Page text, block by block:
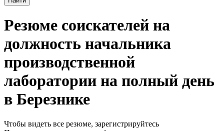
Резюме соискателей на
должность начальника
производственной
лаборатории на полный день
в Березнике
Чтобы видеть все резюме, зарегистрируйтесь